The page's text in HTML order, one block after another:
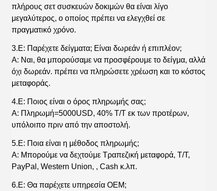
πλήρους σετ συσκευών δοκιμών θα είναι λίγο
μεγαλύτερος, ο οποίος πρέπει να ελεγχθεί σε
πραγματικό χρόνο.
3.Ε: Παρέχετε δείγματα; Είναι δωρεάν ή επιπλέον;
Α: Ναι, θα μπορούσαμε να προσφέρουμε το δείγμα, αλλά
όχι δωρεάν. πρέπει να πληρώσετε χρέωση και το κόστος
μεταφοράς.
4.Ε: Ποιος είναι ο όρος πληρωμής σας;
Α: Πληρωμή=5000USD, 40% T/T εκ των προτέρων,
υπόλοιπο πριν από την αποστολή.
5.Ε: Ποια είναι η μέθοδος πληρωμής;
Α: Μπορούμε να δεχτούμε Τραπεζική μεταφορά, T/T,
PayPal, Western Union, , Cash κ.λπ.
6.Ε: Θα παρέχετε υπηρεσία OEM;